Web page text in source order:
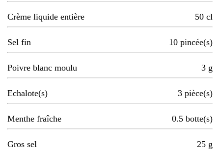
Crème liquide entière 50 cl
Sel fin 10 pincée(s)
Poivre blanc moulu 3 g
Echalote(s) 3 pièce(s)
Menthe fraîche 0.5 botte(s)
Gros sel 25 g